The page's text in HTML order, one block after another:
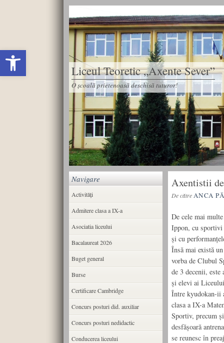
Deschide bara de unelte
Liceul Teoretic „Axente Sever”
O școală prietenoasă deschisă tuturor!
Axentistii
De cătreANCA
De cele mai
Ippon, cu
și cu
Însă mai există
vorba de Clubul
de 3 decenii,
și elevi ai
Între kyudokan-ii
clasa a IX-a
Sportiv, precum
desfășoară
se reunesc în
Navigare
Activități
Admitere clasa a IX-a
Asociatia liceului
Bacalaureat 2026
Buget general
Burse
Certificare Cambridge
Concurs posturi did. auxiliar
Concurs posturi nedidactic
Conducerea liceului